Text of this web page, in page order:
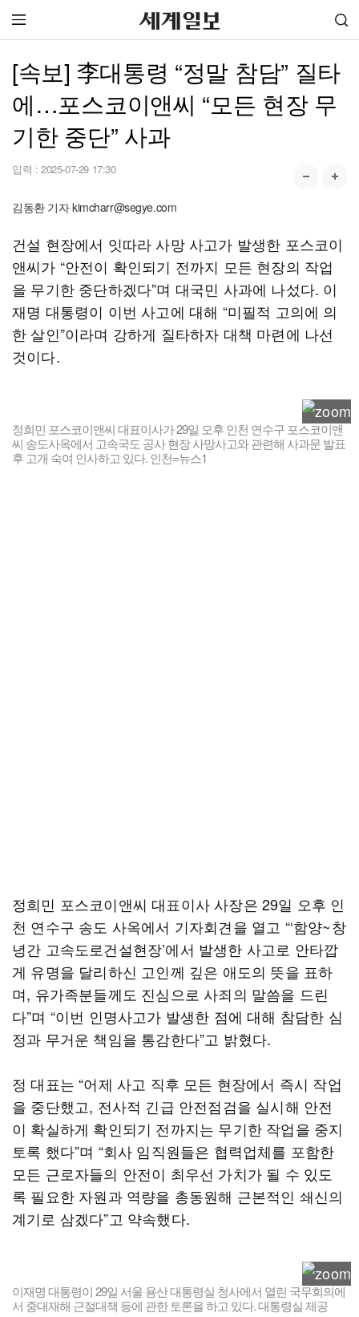
[속보] 李대통령 “정말 참담” 질타
에…포스코이앤씨 “모든 현장 무
기한 중단” 사과
입력 : 2025-07-29 17:30
김동환 기자 kimcharr@segye.com
건설 현장에서 잇따라 사망 사고가 발생한 포스코이
앤씨가 “안전이 확인되기 전까지 모든 현장의 작업
을 무기한 중단하겠다”며 대국민 사과에 나섰다. 이
재명 대통령이 이번 사고에 대해 “미필적 고의에 의
한 살인”이라며 강하게 질타하자 대책 마련에 나선
것이다.
정희민 포스코이앤씨 대표이사가 29일 오후 인천 연수구 포스코이앤
씨 송도사옥에서 고속국도 공사 현장 사망사고와 관련해 사과문 발표
후 고개 숙여 인사하고 있다. 인천=뉴스1
정희민 포스코이앤씨 대표이사 사장은 29일 오후 인
천 연수구 송도 사옥에서 기자회견을 열고 “‘함양~창
녕간 고속도로건설현장’에서 발생한 사고로 안타깝
게 유명을 달리하신 고인께 깊은 애도의 뜻을 표하
며, 유가족분들께도 진심으로 사죄의 말씀을 드린
다”며 “이번 인명사고가 발생한 점에 대해 참담한 심
정과 무거운 책임을 통감한다”고 밝혔다.
정 대표는 “어제 사고 직후 모든 현장에서 즉시 작업
을 중단했고, 전사적 긴급 안전점검을 실시해 안전
이 확실하게 확인되기 전까지는 무기한 작업을 중지
토록 했다”며 “회사 임직원들은 협력업체를 포함한
모든 근로자들의 안전이 최우선 가치가 될 수 있도
록 필요한 자원과 역량을 총동원해 근본적인 쇄신의
계기로 삼겠다”고 약속했다.
이재명 대통령이 29일 서울 용산 대통령실 청사에서 열린 국무회의에
서 중대재해 근절대책 등에 관한 토론을 하고 있다. 대통령실 제공